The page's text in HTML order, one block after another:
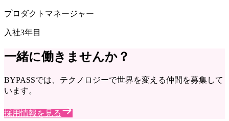
プロダクトマネージャー
入社3年目
一緒に働きませんか？
BYPASSでは、テクノロジーで世界を変える仲間を募集して
います。
採用情報を見る